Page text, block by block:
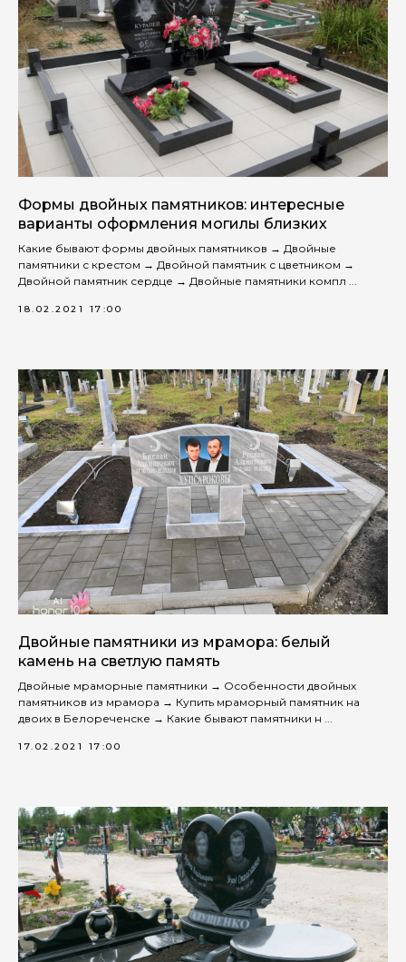
Формы двойных памятников: интересные
варианты оформления могилы близких
Какие бывают формы двойных памятников → Двойные
памятники с крестом → Двойной памятник с цветником →
Двойной памятник сердце → Двойные памятники компл ...
18.02.2021 17:00
Двойные памятники из мрамора: белый
камень на светлую память
Двойные мраморные памятники → Особенности двойных
памятников из мрамора → Купить мраморный памятник на
двоих в Белореченске → Какие бывают памятники н ...
17.02.2021 17:00